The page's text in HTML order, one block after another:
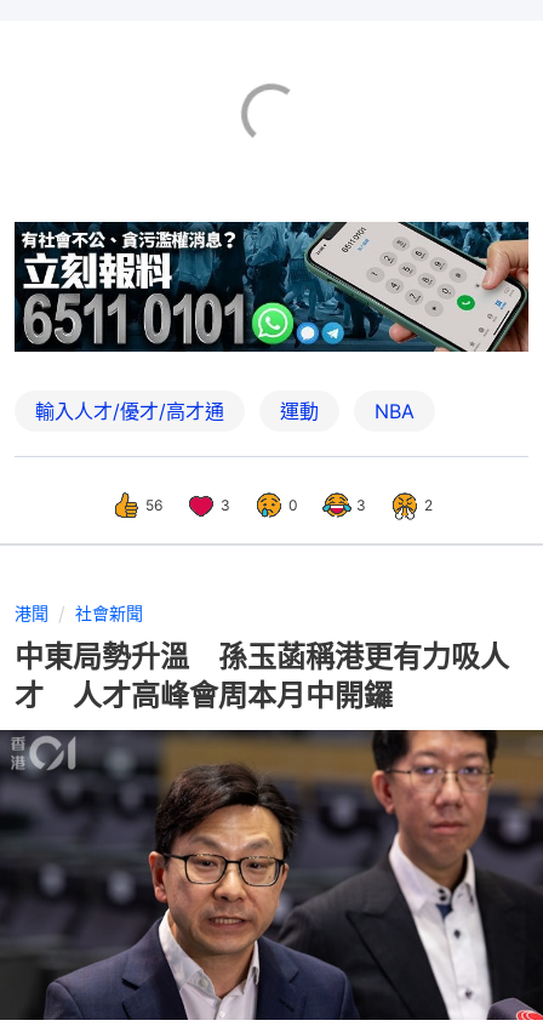
輸入人才/優才/高才通 運動 NBA
56 3 0 3 2
港聞 社會新聞
中東局勢升溫 孫玉菡稱港更有力吸人
才 人才高峰會周本月中開鑼